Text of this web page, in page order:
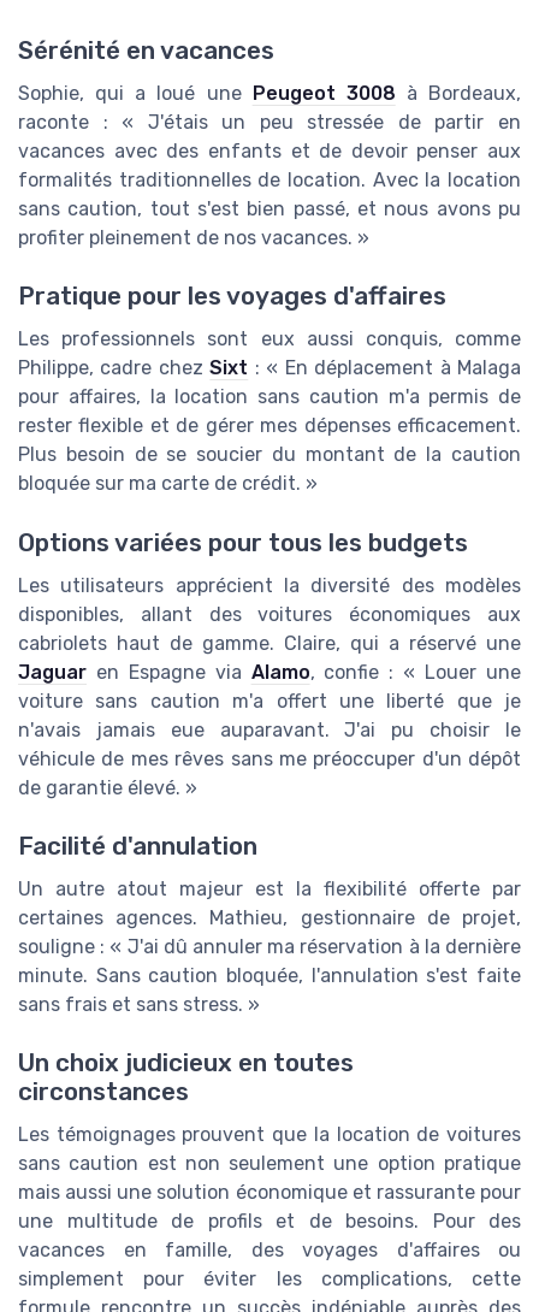
Sérénité en vacances
Sophie, qui a loué une Peugeot 3008 à Bordeaux,
raconte : « J'étais un peu stressée de partir en
vacances avec des enfants et de devoir penser aux
formalités traditionnelles de location. Avec la location
sans caution, tout s'est bien passé, et nous avons pu
profiter pleinement de nos vacances. »
Pratique pour les voyages d'affaires
Les professionnels sont eux aussi conquis, comme
Philippe, cadre chezSixt : « En déplacement à Malaga
pour affaires, la location sans caution m'a permis de
rester flexible et de gérer mes dépenses efficacement.
Plus besoin de se soucier du montant de la caution
bloquée sur ma carte de crédit. »
Options variées pour tous les budgets
Les utilisateurs apprécient la diversité des modèles
disponibles, allant des voitures économiques aux
cabriolets haut de gamme. Claire, qui a réservé une
Jaguar en Espagne via Alamo, confie : « Louer une
voiture sans caution m'a offert une liberté que je
n'avais jamais eue auparavant. J'ai pu choisir le
véhicule de mes rêves sans me préoccuper d'un dépôt
de garantie élevé. »
Facilité d'annulation
Un autre atout majeur est la flexibilité offerte par
certaines agences. Mathieu, gestionnaire de projet,
souligne : « J'ai dû annuler ma réservation à la dernière
minute. Sans caution bloquée, l'annulation s'est faite
sans frais et sans stress. »
Un choix judicieux en toutes
circonstances
Les témoignages prouvent que la location de voitures
sans caution est non seulement une option pratique
mais aussi une solution économique et rassurante pour
une multitude de profils et de besoins. Pour des
vacances en famille, des voyages d'affaires ou
simplement pour éviter les complications, cette